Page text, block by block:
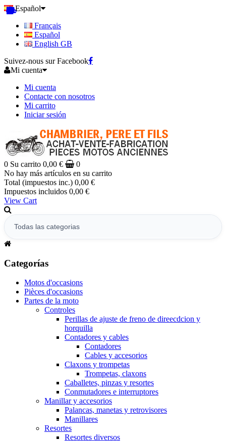
Español
Français
Español
English GB
Suivez-nous sur Facebook
Mi cuenta
Mi cuenta
Contacte con nosotros
Mi carrito
Iniciar sesión
0 Su carrito 0,00 €
0
No hay más artículos en su carrito
Total (impuestos inc.) 0,00 €
Impuestos incluidos 0,00 €
View Cart
Categorías
Motos d'occasions
Pièces d'occasions
Partes de la moto
Controles
Perillas de ajuste de freno de direecdcion y
horquilla
Contadores y cables
Contadores
Cables y accesorios
Claxons y trompetas
Trompetas, claxons
Caballetes, pinzas y resortes
Conmutadores e interruptores
Manillar y accesorios
Palancas, manetas y retrovisores
Manillares
Resortes
Resortes diversos